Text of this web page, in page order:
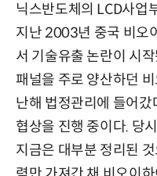
닉스반도체의 LCD사업
지난 2003년 중국 비오
서 기술유출 논란이 시
패널을 주로 양산하던
난해 법정관리에 들어갔
협상을 진행 중이다. 당
지금은 대부분 정리된